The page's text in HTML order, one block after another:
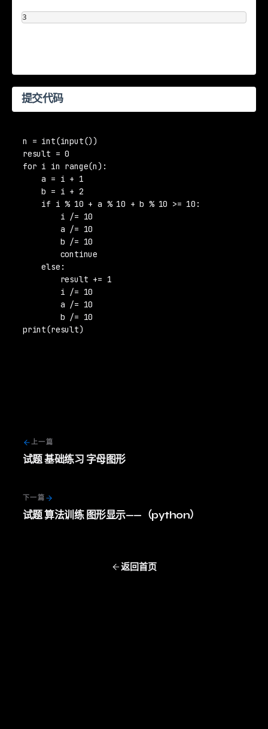
3
提交代码
n = int(input())
result = 0
for i in range(n):
a = i + 1
b = i + 2
if i % 10 + a % 10 + b % 10 >= 10:
i /= 10
a /= 10
b /= 10
continue
else:
result += 1
i /= 10
a /= 10
b /= 10
print(result)
上一篇
试题 基础练习 字母图形
下一篇
试题 算法训练 图形显示——（python）
返回首页